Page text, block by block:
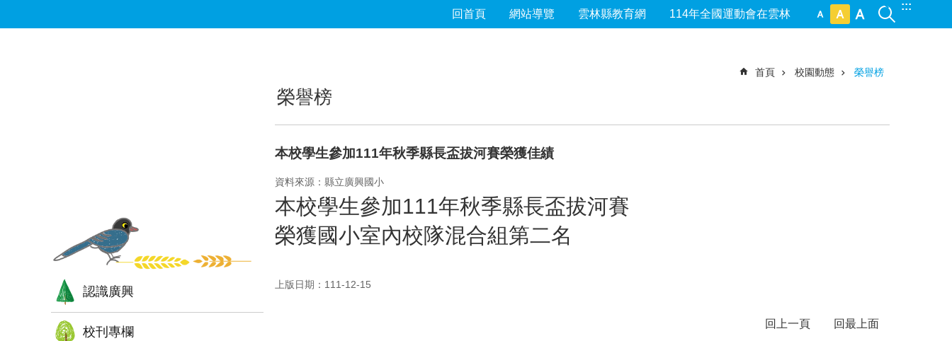
:::
回首頁 網站導覽 雲林縣教育網 114年全國運動會在雲林
認識廣興
校刊專欄
首頁 校園動態 榮譽榜
榮譽榜
本校學生參加111年秋季縣長盃拔河賽榮獲佳績
資料來源：縣立廣興國小
本校學生參加111年秋季縣長盃拔河賽
榮獲國小室內校隊混合組第二名
上版日期：111-12-15
回上一頁 回最上面